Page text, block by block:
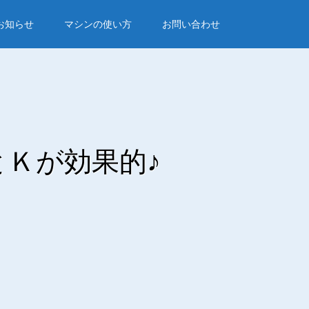
知らせ マシンの使い方 お問い合わせ
が効果的♪